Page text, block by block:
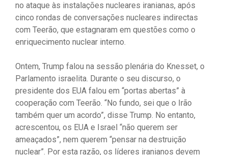
no ataque às instalações nucleares iranianas, após
cinco rondas de conversações nucleares indirectas
com Teerão, que estagnaram em questões como o
enriquecimento nuclear interno.
Ontem, Trump falou na sessão plenária do Knesset, o
Parlamento israelita. Durante o seu discurso, o
presidente dos EUA falou em “portas abertas” à
cooperação com Teerão. “No fundo, sei que o Irão
também quer um acordo”, disse Trump. No entanto,
acrescentou, os EUA e Israel “não querem ser
ameaçados”, nem querem “pensar na destruição
nuclear”. Por esta razão, os líderes iranianos devem